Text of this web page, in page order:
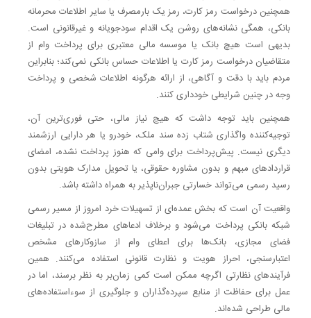
همچنین درخواست رمز کارت، رمز یک بارمصرف یا سایر اطلاعات محرمانه
بانکی، همگی نشانه‌های روشن یک اقدام سودجویانه و غیرقانونی است.
بدیهی است هیچ بانک یا موسسه مالی معتبری برای پرداخت وام از
متقاضیان درخواست رمز کارت یا اطلاعات حساس بانکی نمی‌کند؛ بنابراین
مردم باید با دقت و آگاهی، از ارائه هرگونه اطلاعات شخصی و پرداخت
وجه در چنین شرایطی خودداری کنند.
همچنین باید توجه داشت که هیچ نیاز مالی، حتی فوری‌ترین آن،
توجیه‌کننده واگذاری شتاب زده سند ملک، خودرو یا هر دارایی ارزشمند
دیگری نیست. پیش‌پرداخت برای وامی که هنوز پرداخت نشده، امضای
قرارداد‌های مبهم و بدون مشاوره حقوقی، یا تحویل مدارک هویتی بدون
رسید رسمی می‌تواند خسارتی جبران‌ناپذیر به همراه داشته باشد.
واقعیت آن است که بخش عمده‌ای از تسهیلات خرد امروز از مسیر رسمی
شبکه بانکی پرداخت می‌شود و برخلاف ادعا‌های مطرح‌شده در تبلیغات
فضای مجازی، بانک‌ها برای اعطای وام از سازوکار‌های مشخص
اعتبارسنجی، احراز هویت و نظارت قانونی استفاده می‌کنند. همین
فرآیند‌های نظارتی اگرچه ممکن است کمی زمان‌بر به نظر برسند، اما در
عمل برای حفاظت از منابع سپرده‌گذاران و جلوگیری از سوءاستفاده‌های
مالی طراحی شده‌اند.